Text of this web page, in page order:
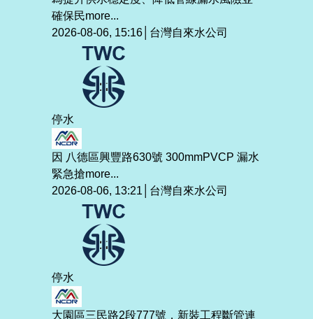
確保民more...
2026-08-06, 15:16│台灣自來水公司
停水
因 八德區興豐路630號 300mmPVCP 漏水
緊急搶more...
2026-08-06, 13:21│台灣自來水公司
停水
大園區三民路2段777號，新裝工程斷管連